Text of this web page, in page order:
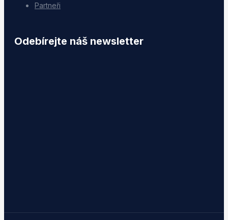
Partneři
Odebírejte náš newsletter